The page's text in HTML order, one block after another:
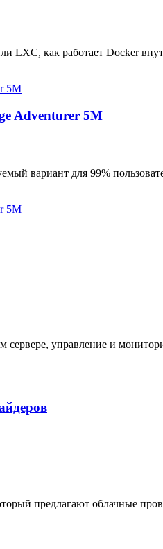
LXC, как работает Docker
Adventurer 5M
вариант для 99%
управление и
предлагают облачные